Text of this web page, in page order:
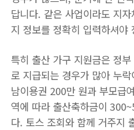
답니다. 같은 사업이라도 지
지 정보를 정확히 입력하셔야
특히 출산 가구 지원금은 정
로 지급되는 경우가 많아 누
남이용권 200만 원과 부모급
역에 따라 출산축하금이
다. 토스 조회와 함께 거주지